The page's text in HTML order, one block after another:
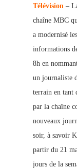
Télévision –
chaîne MBC
a modernisé les
informations
8h en
un journaliste
terrain en tant
par la chaîne
nouveaux
soir, à savoir
partir du 21
jours de la